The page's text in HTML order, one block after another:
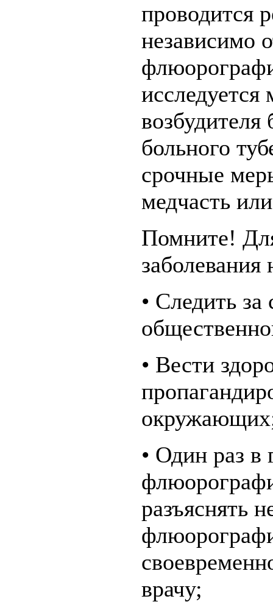
проводится
независимо
больного
срочные
медчасть
Помните!
• Следить
• Вести
• Один раз в
разъяснять
врачу;